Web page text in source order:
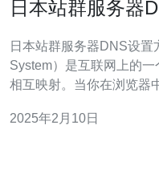
日本站群服务器
日本站群服务器DNS设置方法 DNS（
System）是互联网上的
相互映射。当你在浏览器
的服务器上。 设置DNS对于站群服务器来说非常重要。通
2025年2月10日